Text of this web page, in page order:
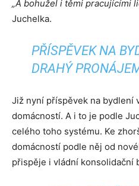
„A bohužel i těmi pracujícími
Juchelka.
PŘÍSPĚVEK NA
DRAHÝ
Již nyní příspěvek na bydlení
domácností. A i to je podle
celého toho systému. Ke
domácností podle něj od
přispěje i vládní konsolidační